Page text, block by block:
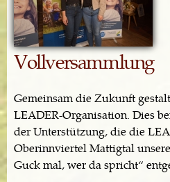
Vollversammlung
Gemeinsam die Zukunft
LEADER-Organisation. Dies
der Unterstützung, die die
Oberinnviertel Mattigtal
Guck mal, wer da spricht“